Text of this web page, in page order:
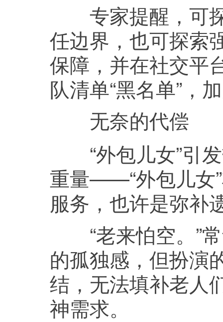
专家提醒，可探
任边界，也可探索
保障，并在社交平
队清单“黑名单”，
无奈的代偿
“外包儿女”引发
重量——“外包儿女
服务，也许是弥补
“老来怕空。”常
的孤独感，但扮演
结，无法填补老人
神需求。